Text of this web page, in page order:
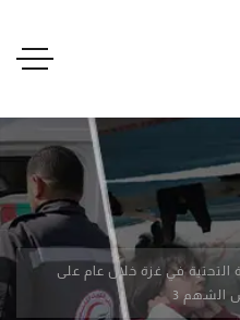
التحتية في غزة خلال عام على
الشهم 3